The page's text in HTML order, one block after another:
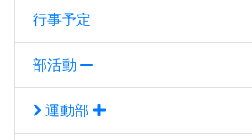
行事予定
部活動
運動部